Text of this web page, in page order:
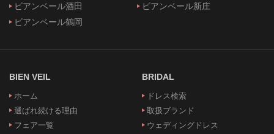
ビアンベール酒田
ビアンベール新庄
ビアンベール鶴岡
BIEN VEIL
ホーム
選ばれ続ける理由
フェア一覧
BRIDAL
ドレス検索
取扱ブランド
ウェディングドレス